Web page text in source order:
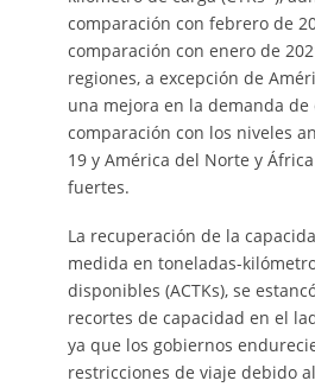
comparación con febrero de
comparación con enero de
regiones, a excepción de
una mejora en la demanda de
comparación con los niveles
19 y América del Norte y
fuertes.
La recuperación de la
medida en toneladas-
disponibles (ACTKs), se
recortes de capacidad en el
ya que los gobiernos
restricciones de viaje debido